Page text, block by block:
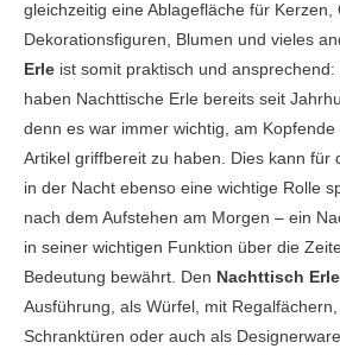
gleichzeitig eine Ablagefläche für Kerzen,
Dekorationsfiguren, Blumen und vieles
Erle ist somit praktisch und
haben Nachttische Erle bereits seit
denn es war immer wichtig, am
Artikel griffbereit zu haben. Dies kann für
in der Nacht ebenso eine wichtige Rolle
nach dem Aufstehen am Morgen – ein
in seiner wichtigen Funktion über die
Bedeutung bewährt. Den Nachttisch Erle
Ausführung, als Würfel, mit
Schranktüren oder auch als